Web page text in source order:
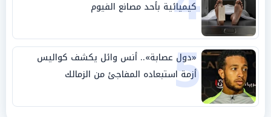
كيميائية بأحد مصانع الفيوم
5
«دول عصابة».. أنس وائل يكشف كواليس
أزمة استبعاده المفاجئ من الزمالك